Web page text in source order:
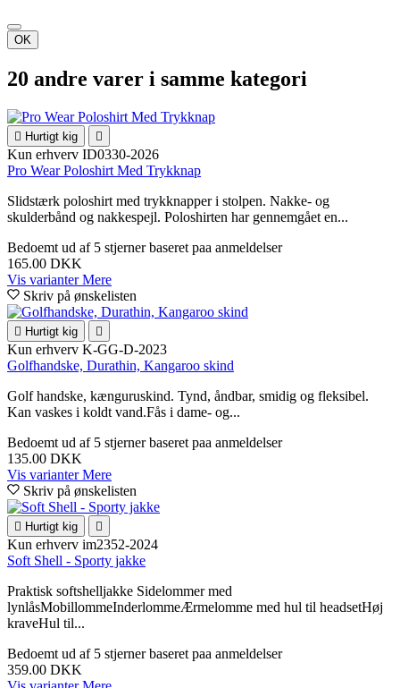
OK
20 andre varer i samme kategori
 Hurtigt kig 
Kun erhverv ID0330-2026
Pro Wear Poloshirt Med Trykknap
Slidstærk poloshirt med trykknapper i stolpen. Nakke- og
skulderbånd og nakkespejl. Poloshirten har gennemgået en...
Bedoemt ud af 5 stjerner baseret paa anmeldelser
165.00 DKK
Vis varianterMere
Skriv på ønskelisten
 Hurtigt kig 
Kun erhverv K-GG-D-2023
Golfhandske, Durathin, Kangaroo skind
Golf handske, kænguruskind. Tynd, åndbar, smidig og fleksibel.
Kan vaskes i koldt vand.Fås i dame- og...
Bedoemt ud af 5 stjerner baseret paa anmeldelser
135.00 DKK
Vis varianterMere
Skriv på ønskelisten
 Hurtigt kig 
Kun erhverv im2352-2024
Soft Shell - Sporty jakke
Praktisk softshelljakke Sidelommer med
lynlåsMobillommeInderlommeÆrmelomme med hul til headsetHøj
kraveHul til...
Bedoemt ud af 5 stjerner baseret paa anmeldelser
359.00 DKK